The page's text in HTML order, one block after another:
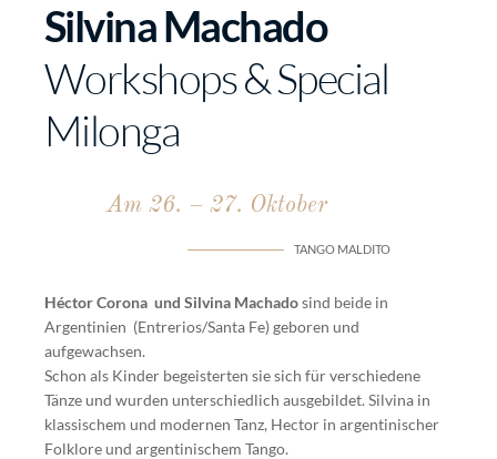
Silvina Machado
Workshops & Special
Milonga
Am 26. – 27. Oktober
TANGO MALDITO
Héctor Corona und Silvina Machadosind beide in
Argentinien (Entrerios/Santa Fe) geboren und
aufgewachsen.
Schon als Kinder begeisterten sie sich für verschiedene
Tänze und wurden unterschiedlich ausgebildet. Silvina in
klassischem und modernen Tanz, Hector in argentinischer
Folklore und argentinischem Tango.